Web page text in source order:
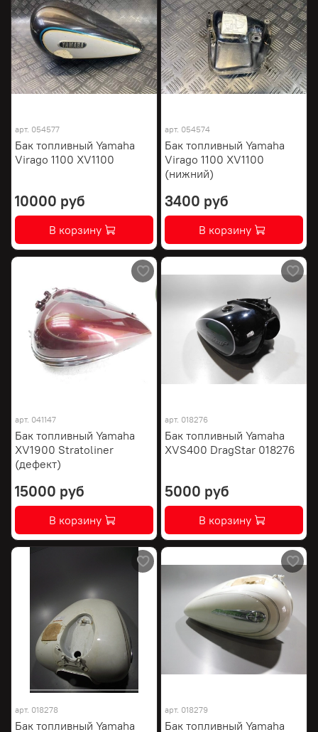
арт. 054577
Бак топливный Yamaha
Virago 1100 XV1100
10000 руб
В корзину
арт. 054574
Бак топливный Yamaha
Virago 1100 XV1100
(нижний)
3400 руб
В корзину
арт. 041147
Бак топливный Yamaha
XV1900 Stratoliner
(дефект)
15000 руб
В корзину
арт. 018276
Бак топливный Yamaha
XVS400 DragStar 018276
5000 руб
В корзину
арт. 018278
Бак топливный Yamaha
арт. 018279
Бак топливный Yamaha